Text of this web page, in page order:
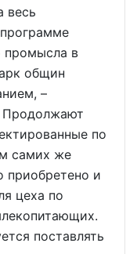
весь
промысла в
общин
–
Продолжают
по
самих же
приобретено и
цеха по
поставлять